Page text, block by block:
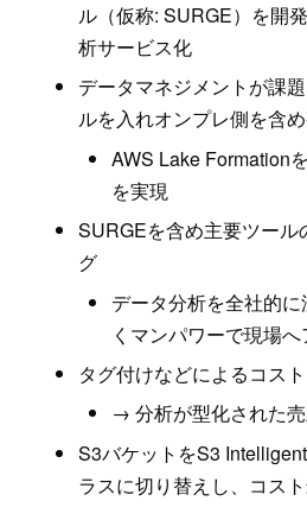
ル（仮称: SURGE）を開
析サービス化
データマネジメントが課
ルを入れオンプレ側を含
AWS Lake Formation
を実現
SURGEを含め主要ツール
グ
データ分析を全社的
くマンパワーで現場
タグ付けなどによるコス
→ 分析が型化された
S3バケットをS3
ラスに切り替えし、コス